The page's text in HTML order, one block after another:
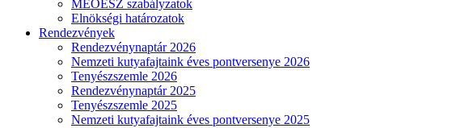
MEOESZ szabályzatok
Elnökségi határozatok
Rendezvények
Rendezvénynaptár 2026
Nemzeti kutyafajtaink éves pontversenye 2026
Tenyészszemle 2026
Rendezvénynaptár 2025
Tenyészszemle 2025
Nemzeti kutyafajtaink éves pontversenye 2025